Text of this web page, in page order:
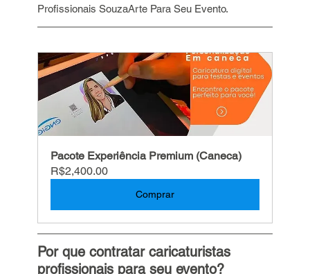
Profissionais SouzaArte Para Seu Evento.
Pacote Experiência Premium (Caneca)
R$2,400.00
Comprar
Por que contratar caricaturistas
profissionais para seu evento?